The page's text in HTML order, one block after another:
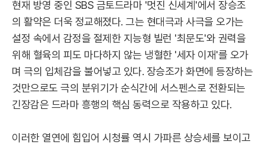
현재 방영 중인 SBS 금토드라마 '멋진 신세계'에서 장승조
의 활약은 더욱 정교해졌다. 그는 현대극과 사극을 오가는
설정 속에서 감정을 절제한 지능형 빌런 '최문도'와 권력을
위해 혈육의 피도 마다하지 않는 냉혈한 '세자 이재'를 오가
며 극의 입체감을 불어넣고 있다. 장승조가 화면에 등장하는
것만으로도 극의 분위기가 순식간에 서스펜스로 전환되는
긴장감은 드라마 흥행의 핵심 동력으로 작용하고 있다.
이러한 열연에 힘입어 시청률 역시 가파른 상승세를 보이고